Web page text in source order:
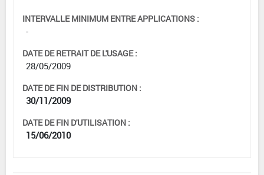
INTERVALLE MINIMUM ENTRE APPLICATIONS :
-
DATE DE RETRAIT DE L'USAGE :
28/05/2009
DATE DE FIN DE DISTRIBUTION :
30/11/2009
DATE DE FIN D'UTILISATION :
15/06/2010